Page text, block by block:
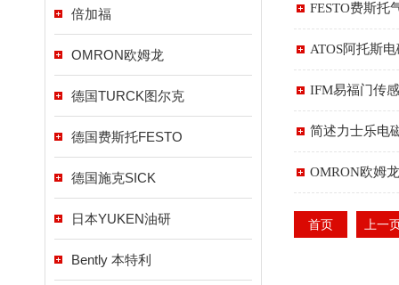
倍加福
OMRON欧姆龙
德国TURCK图尔克
德国费斯托FESTO
德国施克SICK
日本YUKEN油研
Bently 本特利
FESTO费斯托
ATOS阿托斯
IFM易福门传
简述力士乐电
OMRON欧姆
首页 上一